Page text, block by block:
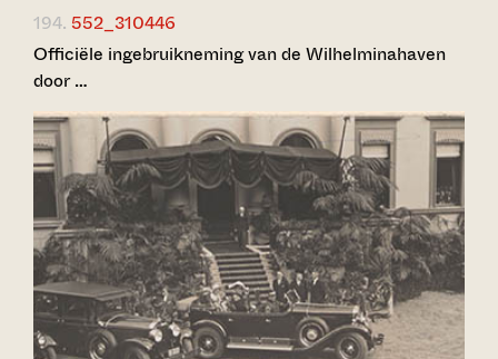
194. 552_310446
Officiële ingebruikneming van de Wilhelminahaven
door …